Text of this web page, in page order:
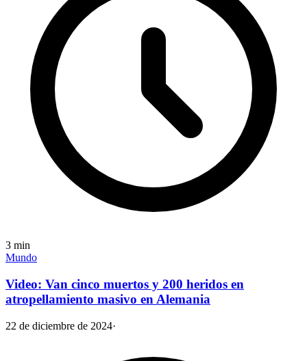
3 min
Mundo
Video: Van cinco muertos y 200 heridos en
atropellamiento masivo en Alemania
22 de diciembre de 2024·